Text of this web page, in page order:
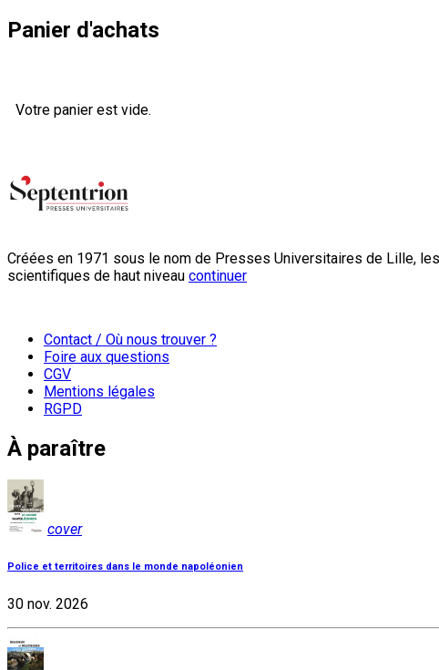
Panier d'achats
Votre panier est vide.
Créées en 1971 sous le nom de Presses Universitaires de Lille,
scientifiques de haut niveau continuer
Contact / Où nous trouver ?
Foire aux questions
CGV
Mentions légales
RGPD
À paraître
cover
Police et territoires dans le monde napoléonien
30 nov. 2026